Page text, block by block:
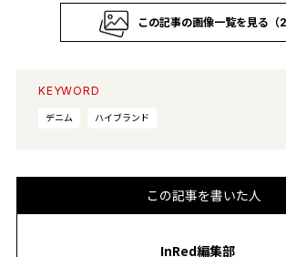
この記事の画像一覧を見る（2
KEYWORD
デニム
ハイブランド
この記事を書いた人
InRed編集部